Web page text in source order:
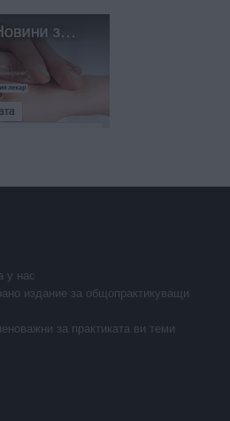
у нас
издание за общопрактикуващи
за практиката ви теми